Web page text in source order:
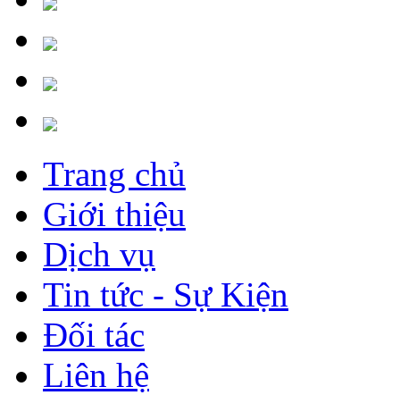
Trang chủ
Giới thiệu
Dịch vụ
Tin tức - Sự Kiện
Đối tác
Liên hệ